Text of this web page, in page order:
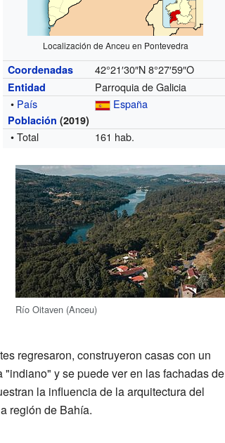
Localización de Anceu en Pontevedra
Coordenadas 42°21′30″N 8°27′59″O
Entidad
Parroquia de Galicia
• País España
Población (2019)
• Total 161 hab.
Río Oitaven (Anceu)
regresaron, construyeron casas con un
y se puede ver en las fachadas de
la influencia de la arquitectura del
región de Bahía.